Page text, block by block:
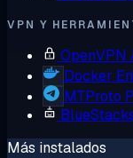
VPN Y
OpenVPN
Docker
MTProto
Más instalados